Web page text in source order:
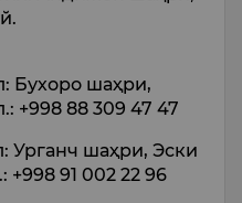
Бухоро шаҳри,
+998 88 309 47 47
Урганч шаҳри, Эски
+998 91 002 22 96